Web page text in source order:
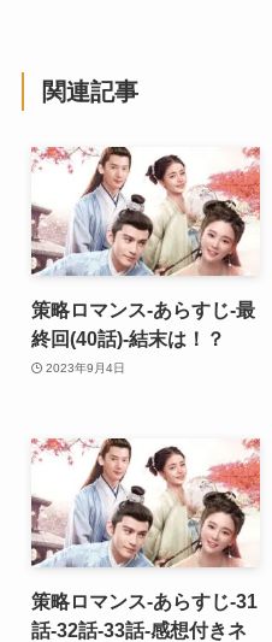
関連記事
策略ロマンス-あらすじ-最
終回(40話)-結末は！？
2023年9月4日
策略ロマンス-あらすじ-31
話-32話-33話-感想付きネ